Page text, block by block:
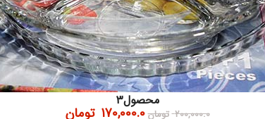
محصول۳
200,000.0 تومان170,000.0 تومان